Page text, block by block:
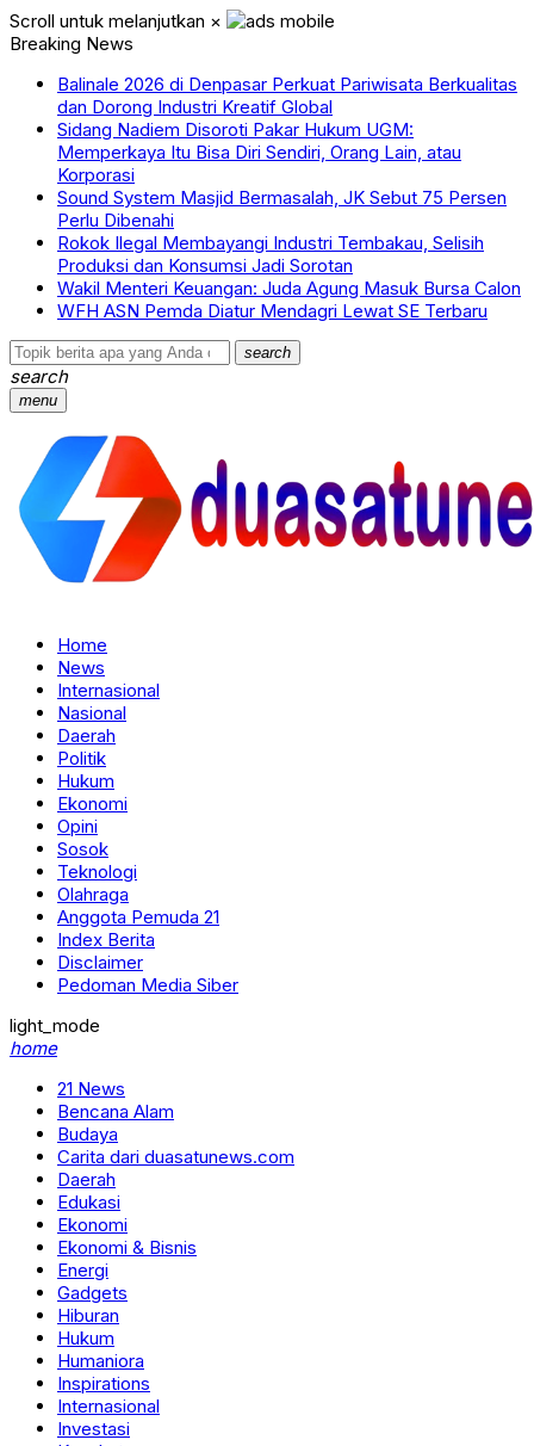
Scroll untuk melanjutkan ×
Breaking News
Balinale 2026 di Denpasar Perkuat Pariwisata Berkualitas
dan Dorong Industri Kreatif Global
Sidang Nadiem Disoroti Pakar Hukum UGM:
Memperkaya Itu Bisa Diri Sendiri, Orang Lain, atau
Korporasi
Sound System Masjid Bermasalah, JK Sebut 75 Persen
Perlu Dibenahi
Rokok Ilegal Membayangi Industri Tembakau, Selisih
Produksi dan Konsumsi Jadi Sorotan
Wakil Menteri Keuangan: Juda Agung Masuk Bursa Calon
WFH ASN Pemda Diatur Mendagri Lewat SE Terbaru
search
search
menu
Home
News
Internasional
Nasional
Daerah
Politik
Hukum
Ekonomi
Opini
Sosok
Teknologi
Olahraga
Anggota Pemuda 21
Index Berita
Disclaimer
Pedoman Media Siber
light_mode
home
21 News
Bencana Alam
Budaya
Carita dari duasatunews.com
Daerah
Edukasi
Ekonomi
Ekonomi & Bisnis
Energi
Gadgets
Hiburan
Hukum
Humaniora
Inspirations
Internasional
Investasi